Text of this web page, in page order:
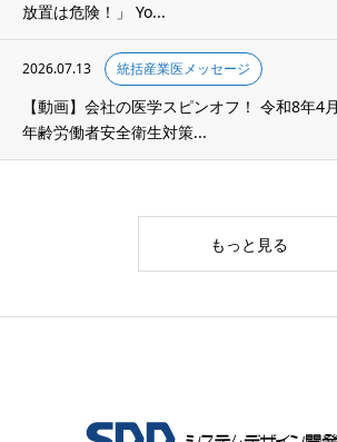
放置は危険！」 Yo...
2026.07.13 統括産業医メッセージ
【動画】会社の医学スピンオフ！ 令和8年4
年齢労働者安全衛生対策...
もっと見る